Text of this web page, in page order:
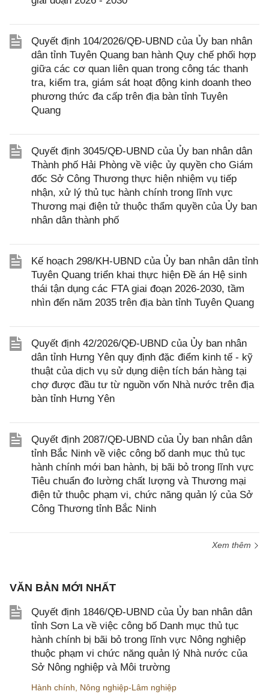
Quyết định 104/2026/QĐ-UBND của Ủy ban nhân
dân tỉnh Tuyên Quang ban hành Quy chế phối hợp
giữa các cơ quan liên quan trong công tác thanh
tra, kiểm tra, giám sát hoạt động kinh doanh theo
phương thức đa cấp trên địa bàn tỉnh Tuyên
Quang
Quyết định 3045/QĐ-UBND của Ủy ban nhân dân
Thành phố Hải Phòng về việc ủy quyền cho Giám
đốc Sở Công Thương thực hiện nhiệm vụ tiếp
nhận, xử lý thủ tục hành chính trong lĩnh vực
Thương mại điện tử thuộc thẩm quyền của Ủy ban
nhân dân thành phố
Kế hoạch 298/KH-UBND của Ủy ban nhân dân tỉnh
Tuyên Quang triển khai thực hiện Đề án Hệ sinh
thái tận dụng các FTA giai đoạn 2026-2030, tầm
nhìn đến năm 2035 trên địa bàn tỉnh Tuyên Quang
Quyết định 42/2026/QĐ-UBND của Ủy ban nhân
dân tỉnh Hưng Yên quy định đặc điểm kinh tế - kỹ
thuật của dịch vụ sử dụng diện tích bán hàng tại
chợ được đầu tư từ nguồn vốn Nhà nước trên địa
bàn tỉnh Hưng Yên
Quyết định 2087/QĐ-UBND của Ủy ban nhân dân
tỉnh Bắc Ninh về việc công bố danh mục thủ tục
hành chính mới ban hành, bị bãi bỏ trong lĩnh vực
Tiêu chuẩn đo lường chất lượng và Thương mại
điện tử thuộc phạm vi, chức năng quản lý của Sở
Công Thương tỉnh Bắc Ninh
Xem thêm
VĂN BẢN MỚI NHẤT
Quyết định 1846/QĐ-UBND của Ủy ban nhân dân
tỉnh Sơn La về việc công bố Danh mục thủ tục
hành chính bị bãi bỏ trong lĩnh vực Nông nghiệp
thuộc phạm vi chức năng quản lý Nhà nước của
Sở Nông nghiệp và Môi trường
Hành chính Nông nghiệp-Lâm nghiệp